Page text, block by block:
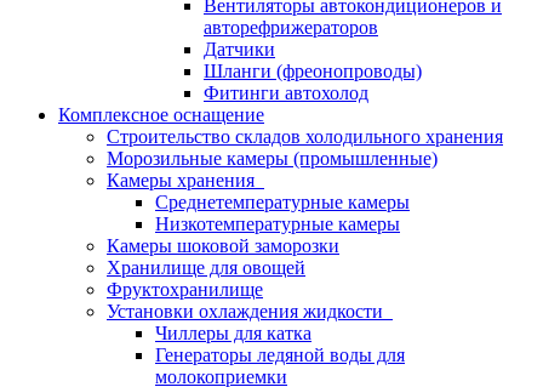
Вентиляторы автокондиционеров и
авторефрижераторов
Датчики
Шланги (фреонопроводы)
Фитинги автохолод
Комплексное оснащение
Строительство складов холодильного хранения
Морозильные камеры (промышленные)
Камеры хранения
Среднетемпературные камеры
Низкотемпературные камеры
Камеры шоковой заморозки
Хранилище для овощей
Фруктохранилище
Установки охлаждения жидкости
Чиллеры для катка
Генераторы ледяной воды для
молокоприемки